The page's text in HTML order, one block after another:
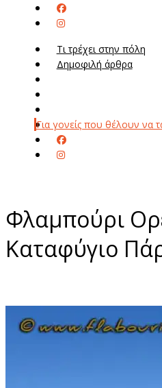
Τι τρέχει στην πόλη
Δημοφιλή άρθρα
Για γονείς που θέλουν να
Φλαμπούρι
Καταφύγιο